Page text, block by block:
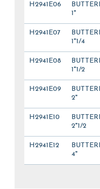
H2941E06
1"
H2941E07
1"1/4
H2941E08
1"1/2
H2941E09
2"
H2941E10
2"1/2
H2941E12
4"